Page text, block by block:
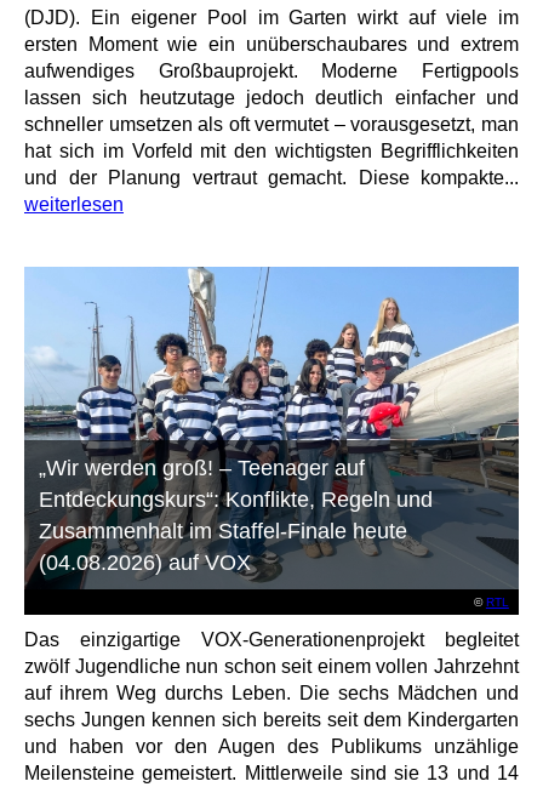
(DJD). Ein eigener Pool im Garten wirkt auf viele im
ersten Moment wie ein unüberschaubares und extrem
aufwendiges Großbauprojekt. Moderne Fertigpools
lassen sich heutzutage jedoch deutlich einfacher und
schneller umsetzen als oft vermutet – vorausgesetzt, man
hat sich im Vorfeld mit den wichtigsten Begrifflichkeiten
und der Planung vertraut gemacht. Diese kompakte...
weiterlesen
©RTL
„Wir werden groß! – Teenager auf
Entdeckungskurs“: Konflikte, Regeln und
Zusammenhalt im Staffel-Finale heute
(04.08.2026) auf VOX
Das einzigartige VOX-Generationenprojekt begleitet
zwölf Jugendliche nun schon seit einem vollen Jahrzehnt
auf ihrem Weg durchs Leben. Die sechs Mädchen und
sechs Jungen kennen sich bereits seit dem Kindergarten
und haben vor den Augen des Publikums unzählige
Meilensteine gemeistert. Mittlerweile sind sie 13 und 14